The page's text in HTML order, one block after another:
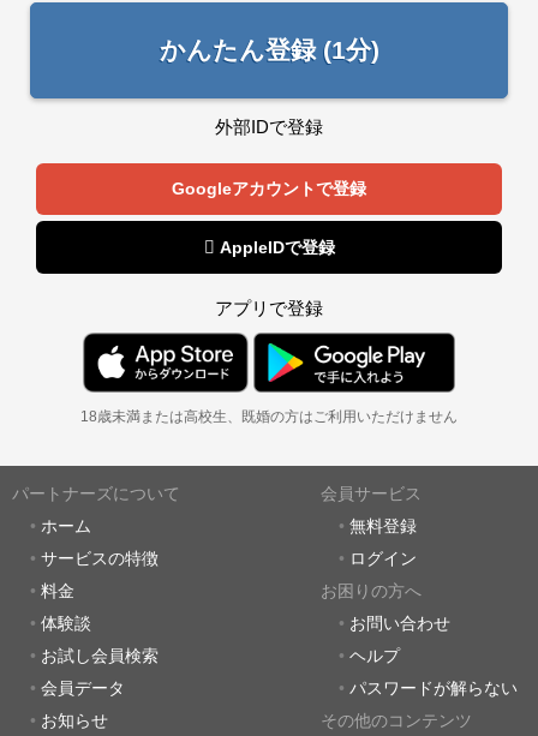
かんたん登録 (1分)
外部IDで登録
Googleアカウントで登録
 AppleIDで登録
アプリで登録
18歳未満または高校生、既婚の方はご利用いただけません
パートナーズについて
ホーム
サービスの特徴
料金
体験談
お試し会員検索
会員データ
お知らせ
会員サービス
無料登録
ログイン
お困りの方へ
お問い合わせ
ヘルプ
パスワードが解らない
その他のコンテンツ